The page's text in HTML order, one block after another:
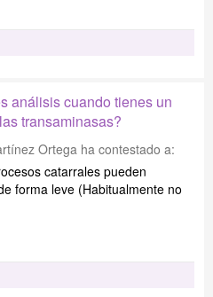
análisis cuando tienes un
transaminasas?
Ortega ha contestado a:
catarrales pueden
forma leve (Habitualmente no